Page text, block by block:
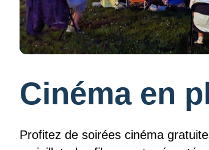
Cinéma en
Profitez de soirées cinéma